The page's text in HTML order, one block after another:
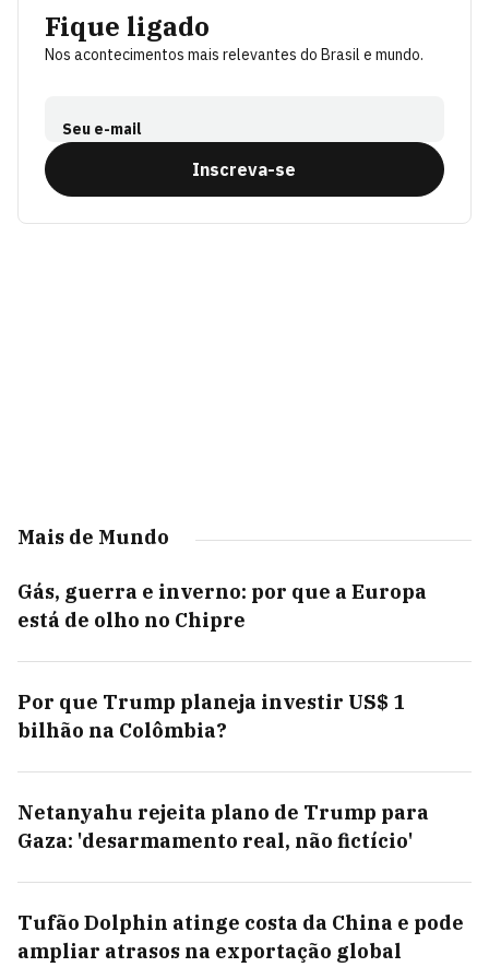
Fique ligado
Nos acontecimentos mais relevantes do Brasil e mundo.
Seu e-mail
Inscreva-se
Mais de Mundo
Gás, guerra e inverno: por que a Europa
está de olho no Chipre
Por que Trump planeja investir US$ 1
bilhão na Colômbia?
Netanyahu rejeita plano de Trump para
Gaza: 'desarmamento real, não fictício'
Tufão Dolphin atinge costa da China e pode
ampliar atrasos na exportação global